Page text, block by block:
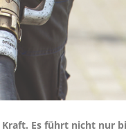
Es führt nicht nur